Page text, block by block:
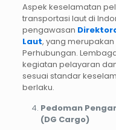
Aspek keselamatan
transportasi laut di
pengawasan
Laut, yang
Perhubungan.
kegiatan pelayaran
sesuai standar
berlaku.
Pedoman
(DG Cargo)